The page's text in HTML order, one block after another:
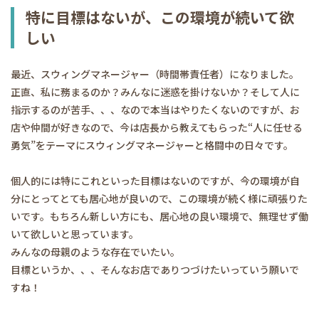
特に目標はないが、この環境が続いて欲
しい
最近、スウィングマネージャー（時間帯責任者）になりました。
正直、私に務まるのか？みんなに迷惑を掛けないか？そして人に
指示するのが苦手、、、なので本当はやりたくないのですが、お
店や仲間が好きなので、今は店長から教えてもらった“人に任せる
勇気”をテーマにスウィングマネージャーと格闘中の日々です。
個人的には特にこれといった目標はないのですが、今の環境が自
分にとってとても居心地が良いので、この環境が続く様に頑張りた
いです。もちろん新しい方にも、居心地の良い環境で、無理せず働
いて欲しいと思っています。
みんなの母親のような存在でいたい。
目標というか、、、そんなお店でありつづけたいっていう願いで
すね！